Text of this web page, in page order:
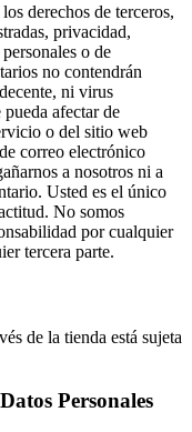
derechos de terceros,
privacidad,
o de
no contendrán
ni virus
afectar de
o del sitio web
correo electrónico
a nosotros ni a
Usted es el único
No somos
por cualquier
tercera parte.
de la tienda está sujeta
Personales